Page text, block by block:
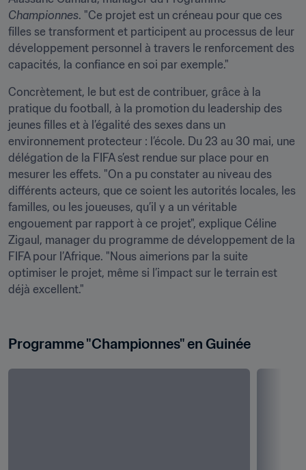
Championnes. "Ce projet est un créneau pour que ces
filles se transforment et participent au processus de leur
développement personnel à travers le renforcement des
capacités, la confiance en soi par exemple."
Concrètement, le but est de contribuer, grâce à la
pratique du football, à la promotion du leadership des
jeunes filles et à l’égalité des sexes dans un
environnement protecteur : l’école. Du 23 au 30 mai, une
délégation de la FIFA s’est rendue sur place pour en
mesurer les effets. "On a pu constater au niveau des
différents acteurs, que ce soient les autorités locales, les
familles, ou les joueuses, qu’il y a un véritable
engouement par rapport à ce projet", explique Céline
Zigaul, manager du programme de développement de la
FIFA pour l’Afrique. "Nous aimerions par la suite
optimiser le projet, même si l’impact sur le terrain est
déjà excellent."
Programme "Championnes" en Guinée